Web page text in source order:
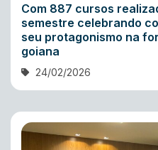
Com 887 cursos
semestre celebrando
seu protagonismo na
goiana
24/02/2026